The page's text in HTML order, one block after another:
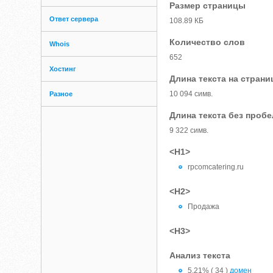
Ответ сервера
Whois
Хостинг
Разное
Размер страницы
108.89 КБ
Количество слов
652
Длина текста на
10 094 симв.
Длина текста без
9 322 симв.
<H1>
rpcomcatering.ru
<H2>
Продажа
<H3>
Анализ текста
5.21% ( 34 )домен